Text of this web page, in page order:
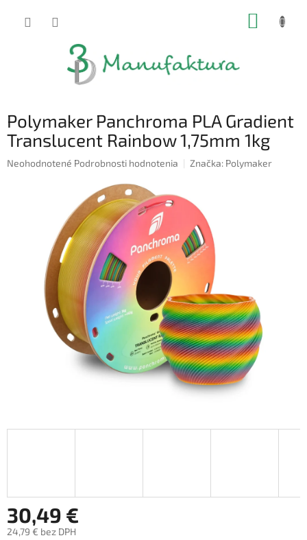
Polymaker Panchroma PLA Gradient
Translucent Rainbow 1,75mm 1kg
Priemerné
hviezdičiek.
Neohodnotené Podrobnosti hodnotenia Značka: Polymaker
30,49 €
24,79 € bez DPH